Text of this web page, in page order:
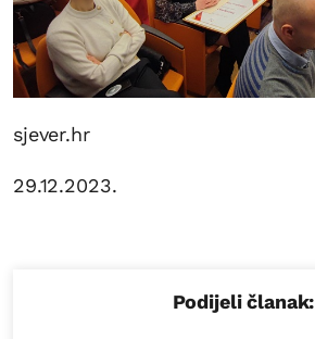
sjever.hr
29.12.2023.
Podijeli članak: